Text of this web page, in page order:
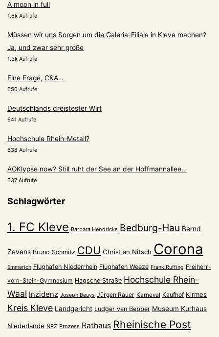
A moon in full
1.6k Aufrufe
Müssen wir uns Sorgen um die Galeria-Filiale in Kleve machen?
Ja, und zwar sehr große
1.3k Aufrufe
Eine Frage, C&A…
650 Aufrufe
Deutschlands dreistester Wirt
641 Aufrufe
Hochschule Rhein-Metall?
638 Aufrufe
AOKlypse now? Still ruht der See an der Hoffmannallee…
637 Aufrufe
Schlagwörter
1. FC Kleve Barbara Hendricks Bedburg-Hau Bernd
Zevens Bruno Schmitz CDU Christian Nitsch Corona
Emmerich Flughafen Niederrhein Flughafen Weeze Frank Ruffing Freiherr-
vom-Stein-Gymnasium Hagsche Straße Hochschule Rhein-
Waal Inzidenz Joseph Beuys Jürgen Rauer Karneval Kaufhof Kirmes
Kreis Kleve Landgericht Ludger van Bebber Museum Kurhaus
Niederlande NRZ Prozess Rathaus Rheinische Post